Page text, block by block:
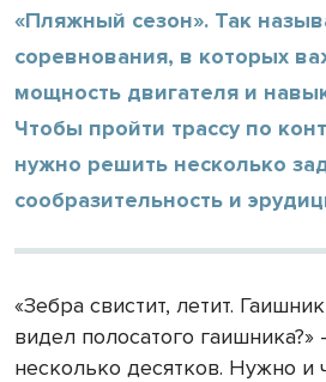
«Пляжный сезон». Так
соревнования, в которых
мощность двигателя и
Чтобы пройти трассу по
нужно решить несколько
сообразительность и
«Зебра свистит, летит.
видел полосатого гаишника?»
несколько десятков. Нужно и